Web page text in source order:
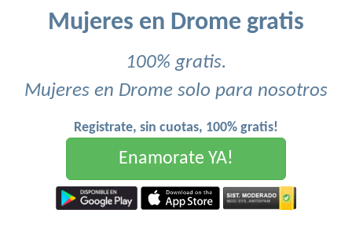
Mujeres en Drome gratis
100% gratis.
Mujeres en Drome solo para nosotros
Registrate, sin cuotas, 100% gratis!
Enamorate YA!